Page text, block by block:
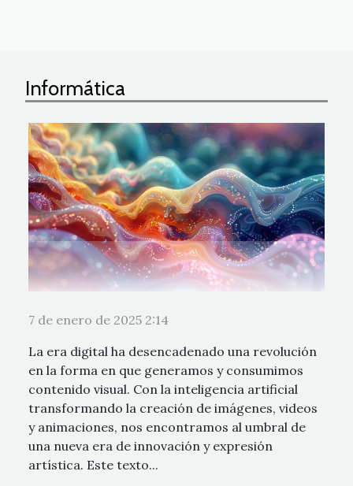
Informática
7 de enero de 2025 2:14
La era digital ha desencadenado una revolución
en la forma en que generamos y consumimos
contenido visual. Con la inteligencia artificial
transformando la creación de imágenes, videos
y animaciones, nos encontramos al umbral de
una nueva era de innovación y expresión
artística. Este texto...